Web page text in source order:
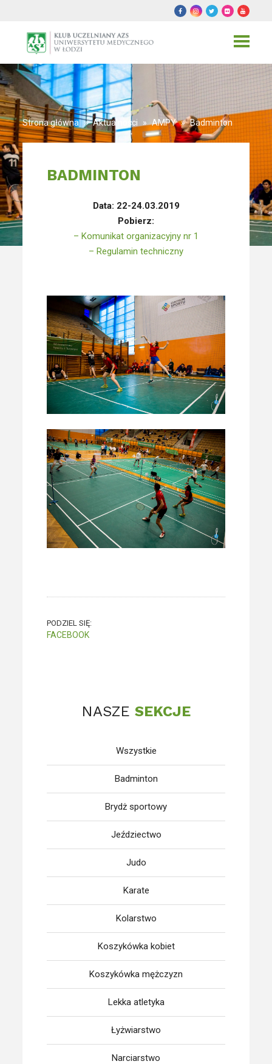
Toggle
Strona główna » Aktualności » AMPY » Badminton
BADMINTON
Data: 22-24.03.2019
Pobierz:
– Komunikat organizacyjny nr 1
– Regulamin techniczny
PODZIEL SIĘ:
FACEBOOK
NASZE SEKCJE
Wszystkie
Badminton
Brydż sportowy
Jeździectwo
Judo
Karate
Kolarstwo
Koszykówka kobiet
Koszykówka mężczyzn
Lekka atletyka
Łyżwiarstwo
Narciarstwo